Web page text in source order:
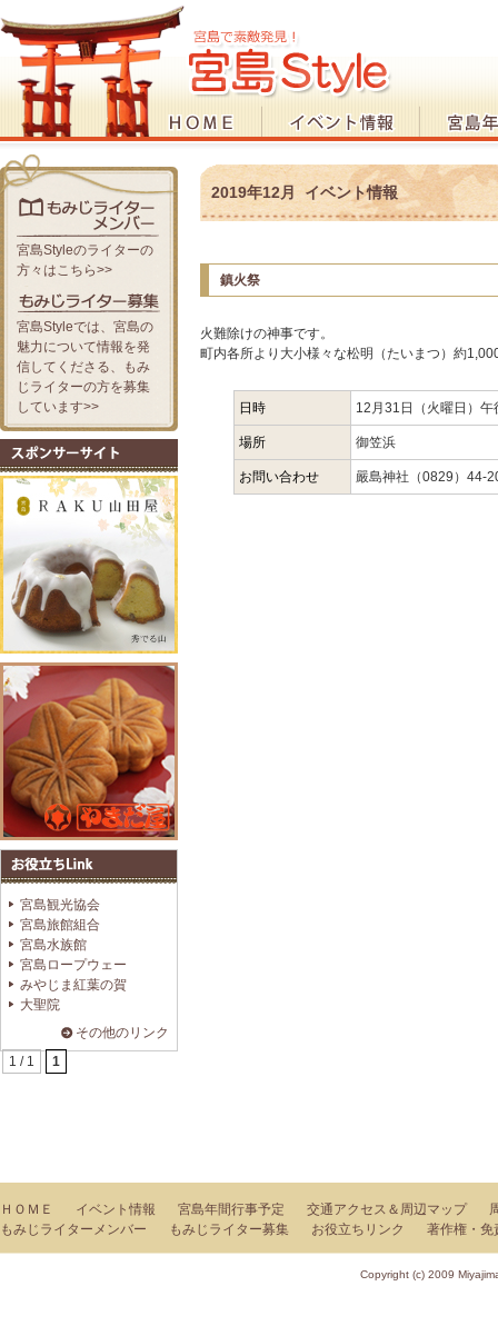
2019年12月 イベント情報
鎮火祭
火難除けの神事です。
町内各所より大小様々な松明（たいまつ）約
日時 12月31日（火曜日）午
場所 御笠浜
お問い合わせ 嚴島神社（0829）44-
宮島Styleのライターの
方々はこちら>>
宮島Styleでは、宮島の
魅力について情報を発
信してくださる、もみ
じライターの方を募集
しています>>
宮島観光協会
宮島旅館組合
宮島水族館
宮島ロープウェー
みやじま紅葉の賀
大聖院
その他のリンク
1 / 1
1
ＨＯＭＥ イベント情報 宮島年間行事予定 交通アクセス＆周辺マップ
もみじライターメンバー
もみじライター募集 お役立ちリンク 著作権・免
Copyright (c) 2009